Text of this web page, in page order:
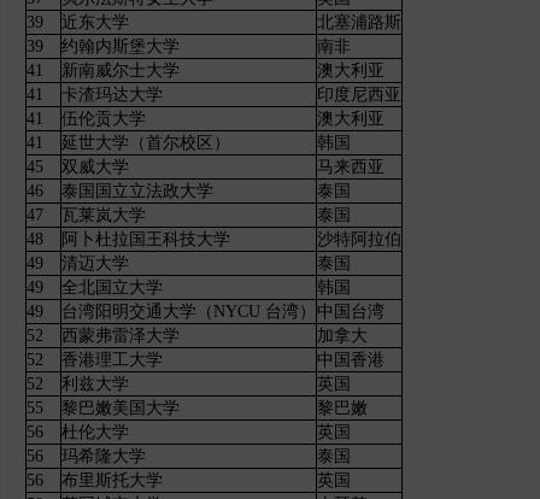
39
近东大学
北塞浦路斯
39
约翰内斯堡大学
南非
41
新南威尔士大学
澳大利亚
41
卡渣玛达大学
印度尼西亚
41
伍伦贡大学
澳大利亚
41
延世大学（首尔校区）
韩国
45
双威大学
马来西亚
46
泰国国立立法政大学
泰国
47
瓦莱岚大学
泰国
48
阿卜杜拉国王科技大学
沙特阿拉伯
49
清迈大学
泰国
49
全北国立大学
韩国
49
台湾阳明交通大学（NYCU 台湾）
中国台湾
52
西蒙弗雷泽大学
加拿大
52
香港理工大学
中国香港
52
利兹大学
英国
55
黎巴嫩美国大学
黎巴嫩
56
杜伦大学
英国
56
玛希隆大学
泰国
56
布里斯托大学
英国